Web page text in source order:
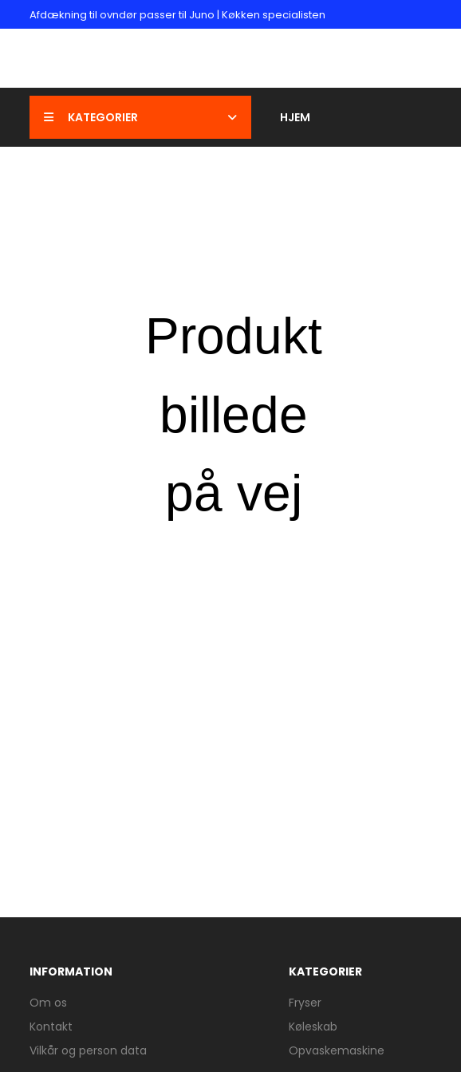
Afdækning til ovndør passer til Juno | Køkken specialisten
KATEGORIER HJEM
INFORMATION
Om os
Kontakt
Vilkår og person data
KATEGORIER
Fryser
Køleskab
Opvaskemaskine